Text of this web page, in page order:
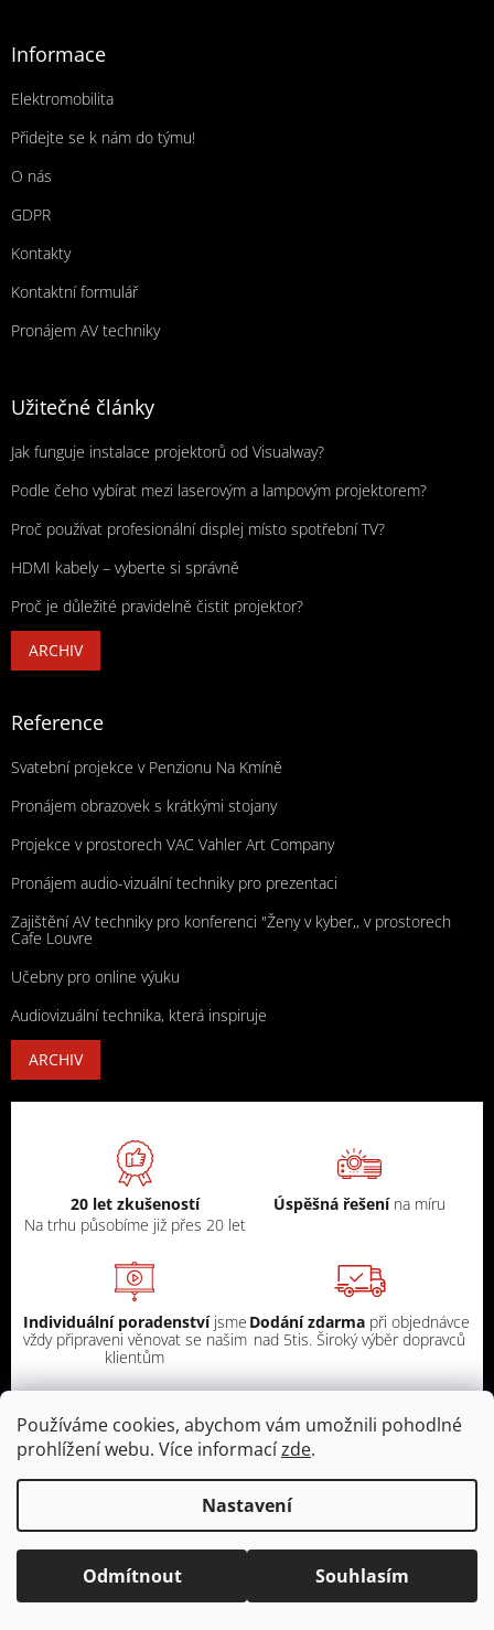
Používáme cookies, abychom vám umožnili pohodlné
prohlížení webu. Více informacízde.
Nastavení
Odmítnout Souhlasím
Informace
Elektromobilita
Přidejte se k nám do týmu!
O nás
GDPR
Kontakty
Kontaktní formulář
Pronájem AV techniky
Užitečné články
Jak funguje instalace projektorů od Visualway?
Podle čeho vybírat mezi laserovým a lampovým projektorem?
Proč používat profesionální displej místo spotřební TV?
HDMI kabely – vyberte si správně
Proč je důležité pravidelně čistit projektor?
ARCHIV
Reference
Svatební projekce v Penzionu Na Kmíně
Pronájem obrazovek s krátkými stojany
Projekce v prostorech VAC Vahler Art Company
Pronájem audio-vizuální techniky pro prezentaci
Zajištění AV techniky pro konferenci "Ženy v kyber,, v prostorech
Cafe Louvre
Učebny pro online výuku
Audiovizuální technika, která inspiruje
ARCHIV
20 let zkušeností
Na trhu působíme již přes 20 let
Úspěšná řešení na míru
Individuální poradenstvíjsme
vždy připraveni věnovat se našim
klientům
Dodání zdarma při objednávce
nad 5tis. Široký výběr dopravců
Odebírat newsletter
Vložte svůj e-mail a my vám budeme zasílat informace o
nových produktech na našem e-shopu.